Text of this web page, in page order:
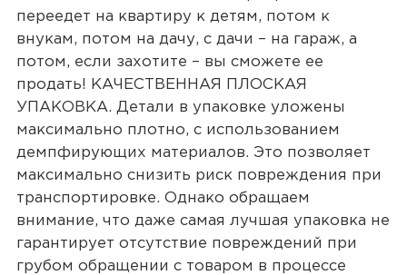
переедет на квартиру к детям, потом к
внукам, потом на дачу, с дачи – на гараж, а
потом, если захотите – вы сможете ее
продать! КАЧЕСТВЕННАЯ ПЛОСКАЯ
УПАКОВКА. Детали в упаковке уложены
максимально плотно, с использованием
демпфирующих материалов. Это позволяет
максимально снизить риск повреждения при
транспортировке. Однако обращаем
внимание, что даже самая лучшая упаковка не
гарантирует отсутствие повреждений при
грубом обращении с товаром в процессе